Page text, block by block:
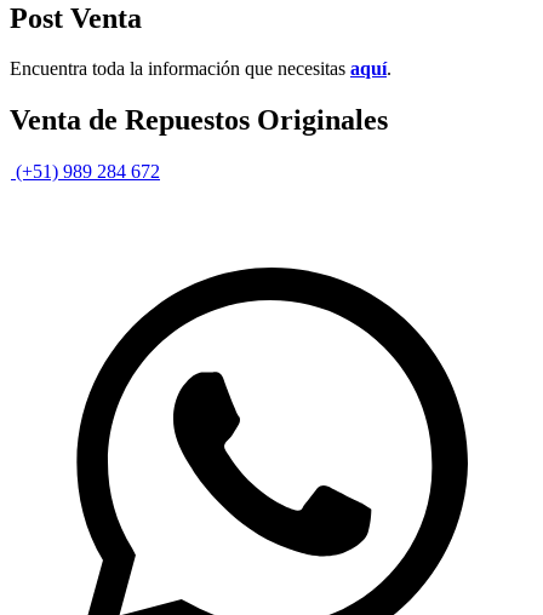
Post Venta
Encuentra toda la información que necesitas aquí.
Venta de Repuestos Originales
(+51) 989 284 672